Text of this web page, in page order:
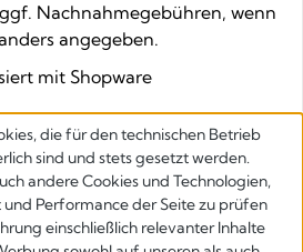
Nachnahmegebühren, wenn
angegeben.
mit Shopware
die für den technischen Betrieb
sind und stets gesetzt werden.
andere Cookies und Technologien,
Performance der Seite zu prüfen
einschließlich relevanter Inhalte